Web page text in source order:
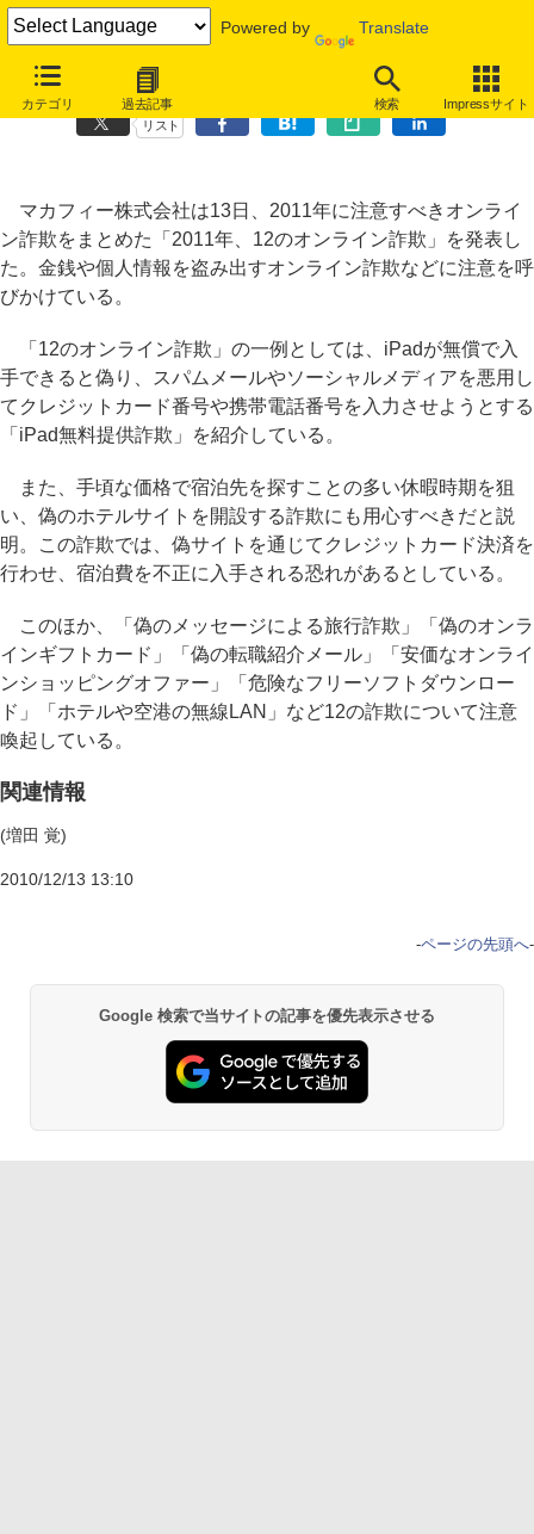
Powered by Translate
カテゴリ 過去記事 検索 Impressサイト
2011年に注意すべき12のオンライン詐欺、マカフィーが発表
リスト
マカフィー株式会社は13日、2011年に注意すべきオンライ
ン詐欺をまとめた「2011年、12のオンライン詐欺」を発表し
た。金銭や個人情報を盗み出すオンライン詐欺などに注意を呼
びかけている。
「12のオンライン詐欺」の一例としては、iPadが無償で入
手できると偽り、スパムメールやソーシャルメディアを悪用し
てクレジットカード番号や携帯電話番号を入力させようとする
「iPad無料提供詐欺」を紹介している。
また、手頃な価格で宿泊先を探すことの多い休暇時期を狙
い、偽のホテルサイトを開設する詐欺にも用心すべきだと説
明。この詐欺では、偽サイトを通じてクレジットカード決済を
行わせ、宿泊費を不正に入手される恐れがあるとしている。
このほか、「偽のメッセージによる旅行詐欺」「偽のオンラ
インギフトカード」「偽の転職紹介メール」「安価なオンライ
ンショッピングオファー」「危険なフリーソフトダウンロー
ド」「ホテルや空港の無線LAN」など12の詐欺について注意
喚起している。
関連情報
(増田 覚)
2010/12/13 13:10
-ページの先頭へ-
Google 検索で当サイトの記事を優先表示させる